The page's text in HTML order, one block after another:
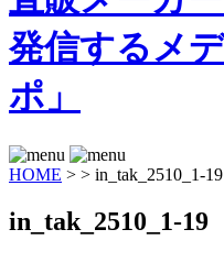
HOME > > in_tak_2510_1-19
in_tak_2510_1-19